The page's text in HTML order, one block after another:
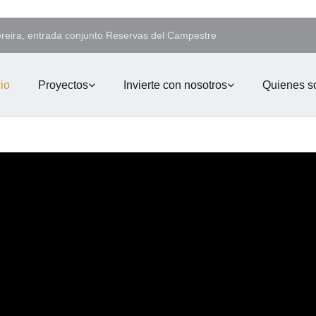
entrada conjunto Reservas del Campestre
Proyectos Invierte con nosotros Quienes